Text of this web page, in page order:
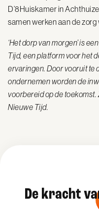
D’8Huiskamer in
samen werken aan de zorg
‘Het dorp van morgen’ is
Tijd, een platform voor het
ervaringen. Door vooruit te
ondernemen worden de
voorbereid op de
Nieuwe Tijd.
De kracht